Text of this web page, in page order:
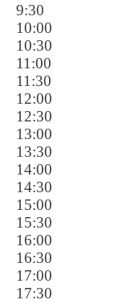
9:30
10:00
10:30
11:00
11:30
12:00
12:30
13:00
13:30
14:00
14:30
15:00
15:30
16:00
16:30
17:00
17:30